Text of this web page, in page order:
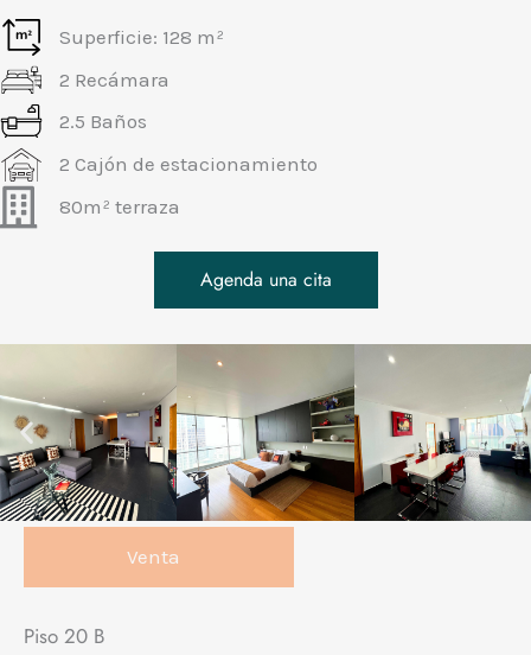
Superficie: 128 m²
2 Recámara
2.5 Baños
2 Cajón de estacionamiento
80m² terraza
Agenda una cita
Venta
Piso 20 B